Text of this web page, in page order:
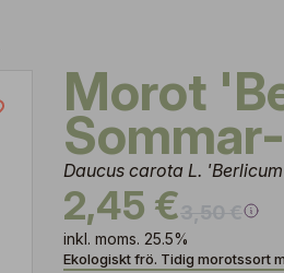
Morot 'Berlicum 2',
Daucus carota L.
2,45 €
inkl. moms. 25.5%
Ekologiskt frö. Tidig morotssort